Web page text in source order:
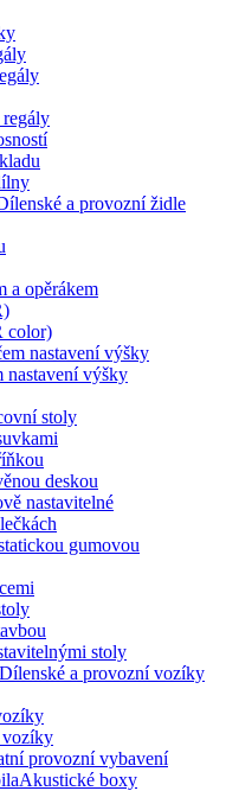
a provozní židle
a opěrákem
color)
nastavení výšky
nastavení výšky
stoly
deskou
nastavitelné
gumovou
stoly
Dílenské a provozní vozíky
vozíky
provozní vybavení
Akustické boxy